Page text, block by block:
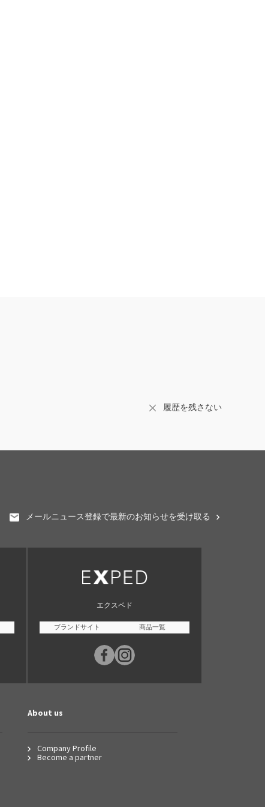
履歴を残さない
メールニュース登録で最新のお知らせを受け取る
エクスペド
ブランドサイト 商品一覧
About us
Company Profile
Become a partner